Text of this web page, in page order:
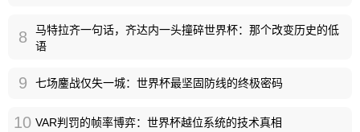
8
马特拉齐一句话，齐达内一头撞碎世界杯：那个改变历史的低
语
9 七场鏖战仅失一城：世界杯最坚固防线的终极密码
10 VAR判罚的帧率博弈：世界杯越位系统的技术真相